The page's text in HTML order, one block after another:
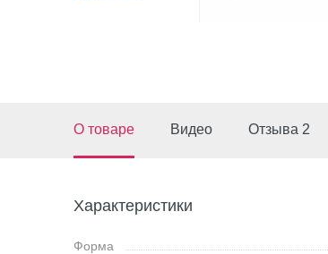
О товаре Видео Отзыва 2
Характеристики
Форма